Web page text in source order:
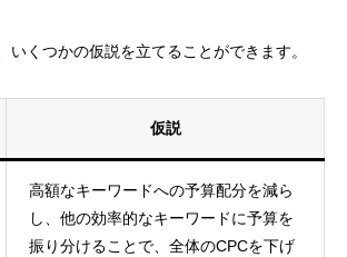
いくつかの仮説を立てることができます。
仮説
高額なキーワードへの予算配分を減ら
し、他の効率的なキーワードに予算を
振り分けることで、全体のCPCを下げ